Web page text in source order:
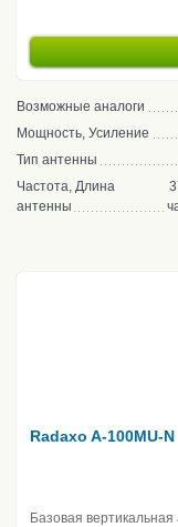
Возможные аналоги
Мощность, Усиление
Тип антенны
Частота, Длина
антенны
Radaxo A-100MU-N
Базовая